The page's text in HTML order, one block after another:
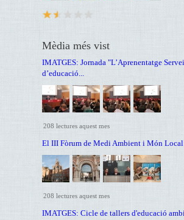
Mèdia més vist
IMATGES: Jornada "L’Aprenentatge
d’educació...
208 lectures aquest mes
El III Fòrum de Medi Ambient i Món Local
208 lectures aquest mes
IMATGES: Cicle de tallers d'educació